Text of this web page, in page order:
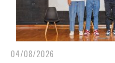
04/08/2026